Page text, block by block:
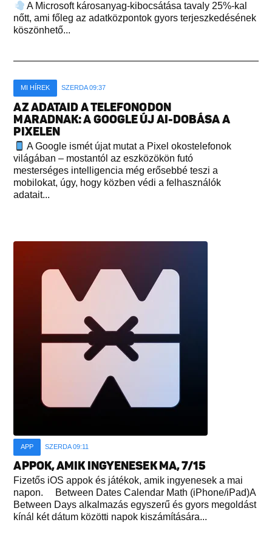
A Microsoft károsanyag-kibocsátása tavaly 25%-kal
nőtt, ami főleg az adatközpontok gyors terjeszkedésének
köszönhető...
MI HÍREK SZERDA 09:37
AZ ADATAID A TELEFONODON
MARADNAK: A GOOGLE ÚJ AI-DOBÁSA A
PIXELEN
A Google ismét újat mutat a Pixel okostelefonok
világában – mostantól az eszközökön futó
mesterséges intelligencia még erősebbé teszi a
mobilokat, úgy, hogy közben védi a felhasználók
adatait...
APP SZERDA 09:11
APPOK, AMIK INGYENESEK MA, 7/15
Fizetős iOS appok és játékok, amik ingyenesek a mai
napon. Between Dates Calendar Math (iPhone/iPad)A
Between Days alkalmazás egyszerű és gyors megoldást
kínál két dátum közötti napok kiszámítására...